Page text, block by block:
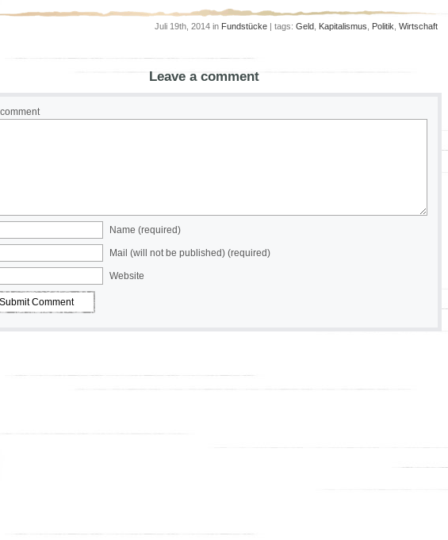
Juli 19th, 2014 in Fundstücke | tags: Geld Kapitalismus Politik Wirtschaft
Leave a comment
Name (required)
Mail (will not be published) (required)
Website